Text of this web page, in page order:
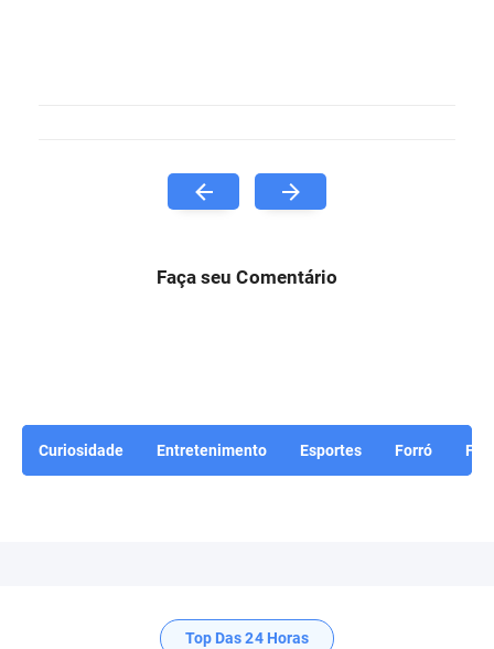
Faça seu Comentário
Curiosidade Entretenimento Esportes Forró
Top Das 24 Horas